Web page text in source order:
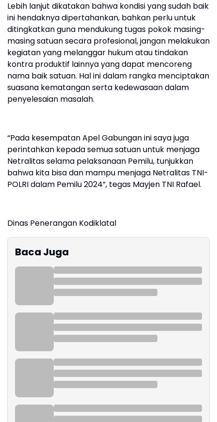
Lebih lanjut dikatakan bahwa kondisi yang sudah baik
ini hendaknya dipertahankan, bahkan perlu untuk
ditingkatkan guna mendukung tugas pokok masing-
masing satuan secara profesional, jangan melakukan
kegiatan yang melanggar hukum atau tindakan
kontra produktif lainnya yang dapat mencoreng
nama baik satuan. Hal ini dalam rangka menciptakan
suasana kematangan serta kedewasaan dalam
penyelesaian masalah.
“Pada kesempatan Apel Gabungan ini saya juga
perintahkan kepada semua satuan untuk menjaga
Netralitas selama pelaksanaan Pemilu, tunjukkan
bahwa kita bisa dan mampu menjaga Netralitas TNI-
POLRI dalam Pemilu 2024”, tegas Mayjen TNI Rafael.
Dinas Penerangan Kodiklatal
Baca Juga